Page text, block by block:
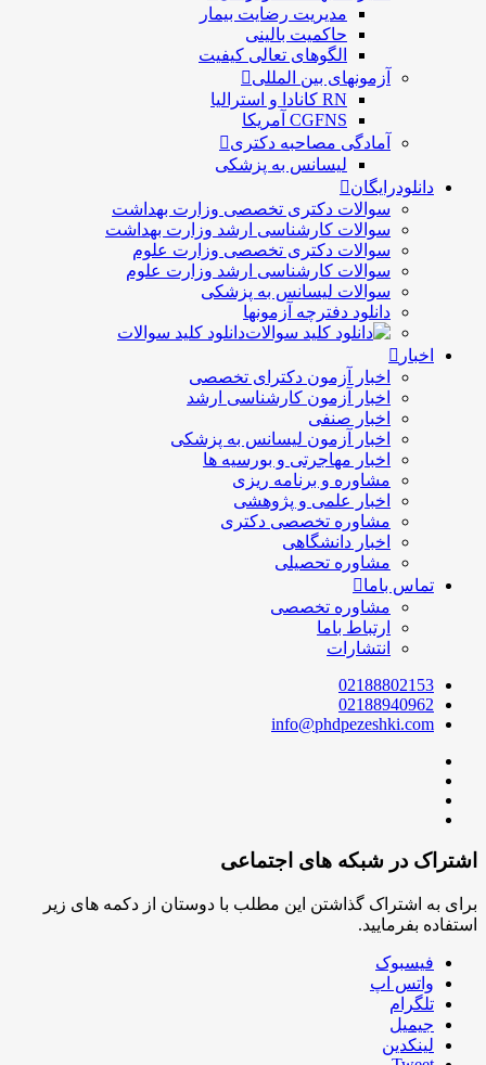
مديريت رضايت بيمار
حاكميت بالينی
الگوهای تعالی کيفيت
آزمونهای بین المللی
RN کانادا و استرالیا
CGFNS آمریکا
آمادگی مصاحبه دکتری
لیسانس به پزشکی
دانلودرایگان
سوالات دکتری تخصصی وزارت بهداشت
سوالات کارشناسی ارشد وزارت بهداشت
سوالات دکتری تخصصی وزارت علوم
سوالات کارشناسی ارشد وزارت علوم
سوالات لیسانس به پزشکی
دانلود دفترچه آزمونها
دانلود کلید سوالات
اخبار
اخبار آزمون دکترای تخصصی
اخبار آزمون کارشناسی ارشد
اخبار صنفی
اخبار آزمون لیسانس به پزشکی
اخبار مهاجرتی و بورسیه ها
مشاوره و برنامه ریزی
اخبار علمی و پژوهشی
مشاوره تخصصی دکتری
اخبار دانشگاهی
مشاوره تحصیلی
تماس باما
مشاوره تخصصی
ارتباط باما
انتشارات
02188802153
02188940962
info@phdpezeshki.com
اشتراک در شبکه های اجتماعی
برای به اشتراک گذاشتن این مطلب با دوستان از دکمه های زیر
استفاده بفرمایید.
فیسبوک
واتس اپ
تلگرام
جیمیل
لینکدین